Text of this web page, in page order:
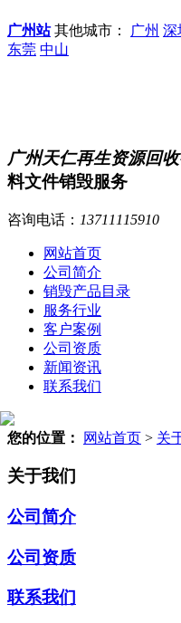
广州站其他城市： 广州 深
东莞 中山
广州天仁再生资源回
料文件销毁服务
咨询电话： 13711115910
网站首页
公司简介
销毁产品目录
服务行业
客户案例
公司资质
新闻资讯
联系我们
您的位置： 网站首页 > 关
关于我们
公司简介
公司资质
联系我们